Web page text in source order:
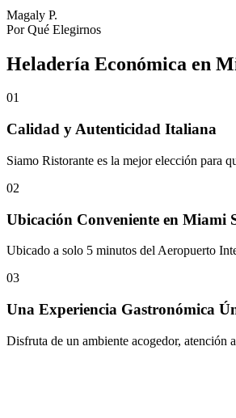
Magaly P.
Por Qué Elegirnos
Heladería Económica en
01
Calidad y Autenticidad Italiana
Siamo Ristorante es la mejor elección para
02
Ubicación Conveniente en Miami
Ubicado a solo 5 minutos del Aeropuerto
03
Una Experiencia Gastronómica
Disfruta de un ambiente acogedor, atención